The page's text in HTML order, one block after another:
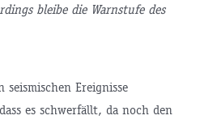
bleibe die Warnstufe des
Ereignisse
es schwerfällt, da noch den